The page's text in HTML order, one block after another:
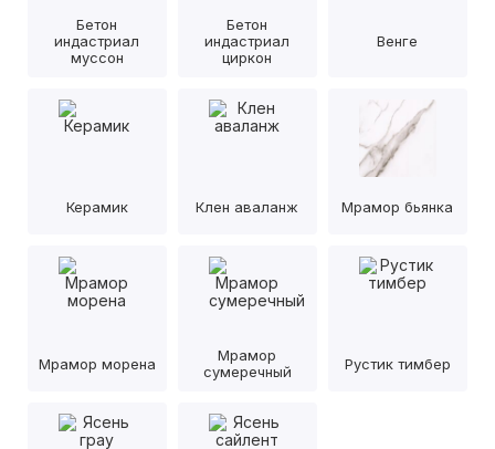
Бетон
индастриал
муссон
Бетон
индастриал
циркон
Венге
Керамик Клен аваланж Мрамор бьянка
Мрамор морена
Мрамор
сумеречный
Рустик тимбер